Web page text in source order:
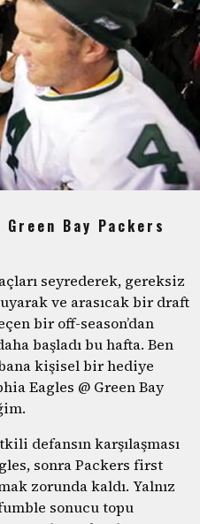
Bay Packers
seyrederek, gereksiz
ve arasıcak bir draft
bir off-season’dan
başladı bu hafta. Ben
kişisel bir hediye
Eagles @ Green Bay
defansın karşılaşması
sonra Packers first
zorunda kaldı. Yalnız
fumble sonucu topu